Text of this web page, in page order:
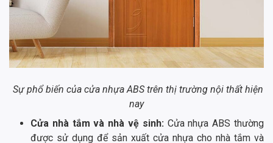
Sự phổ biến của cửa nhựa ABS trên thị trường nội thất hiện
nay
Cửa nhà tắm và nhà vệ sinh: Cửa nhựa ABS thường
được sử dụng để sản xuất cửa nhựa cho nhà tắm và